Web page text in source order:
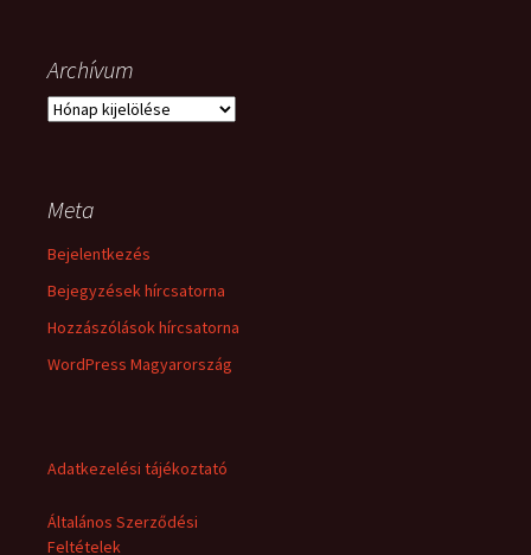
Archívum
Archívum
Meta
Bejelentkezés
Bejegyzések hírcsatorna
Hozzászólások hírcsatorna
WordPress Magyarország
Adatkezelési tájékoztató
Általános Szerződési
Feltételek